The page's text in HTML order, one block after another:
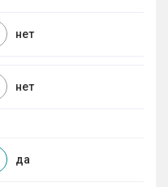
нет
нет
да